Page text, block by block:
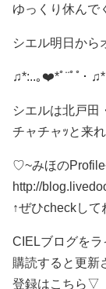
ゆっくり休んで
シエル明日から
♫*:..｡❤️*ﾟ¨ﾟﾟ･
シエルは北戸田
チャチャｯと来
♡ ~みほの
http://
↑ぜひcheckして
CIELブログを
購読すると更
登録はこちら▽